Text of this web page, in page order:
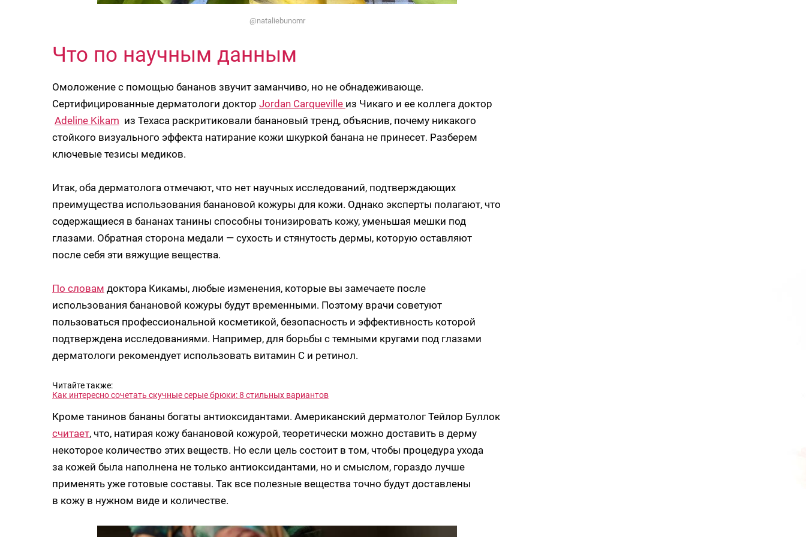
@nataliebunomr
Что по научным данным
Омоложение с помощью бананов звучит заманчиво, но не обнадеживающе.
Сертифицированные дерматологи доктор Jordan Carqueville из Чикаго и ее коллега доктор
Adeline Kikam из Техаса раскритиковали банановый тренд, объяснив, почему никакого
стойкого визуального эффекта натирание кожи шкуркой банана не принесет. Разберем
ключевые тезисы медиков.
Итак, оба дерматолога отмечают, что нет научных исследований, подтверждающих
преимущества использования банановой кожуры для кожи. Однако эксперты полагают, что
содержащиеся в бананах танины способны тонизировать кожу, уменьшая мешки под
глазами. Обратная сторона медали — сухость и стянутость дермы, которую оставляют
после себя эти вяжущие вещества.
По словам доктора Кикамы, любые изменения, которые вы замечаете после
использования банановой кожуры будут временными. Поэтому врачи советуют
пользоваться профессиональной косметикой, безопасность и эффективность которой
подтверждена исследованиями. Например, для борьбы с темными кругами под глазами
дерматологи рекомендует использовать витамин С и ретинол.
Читайте также:
Как интересно сочетать скучные серые брюки: 8 стильных вариантов
Кроме танинов бананы богаты антиоксидантами. Американский дерматолог Тейлор Буллок
считает, что, натирая кожу банановой кожурой, теоретически можно доставить в дерму
некоторое количество этих веществ. Но если цель состоит в том, чтобы процедура ухода
за кожей была наполнена не только антиоксидантами, но и смыслом, гораздо лучше
применять уже готовые составы. Так все полезные вещества точно будут доставлены
в кожу в нужном виде и количестве.